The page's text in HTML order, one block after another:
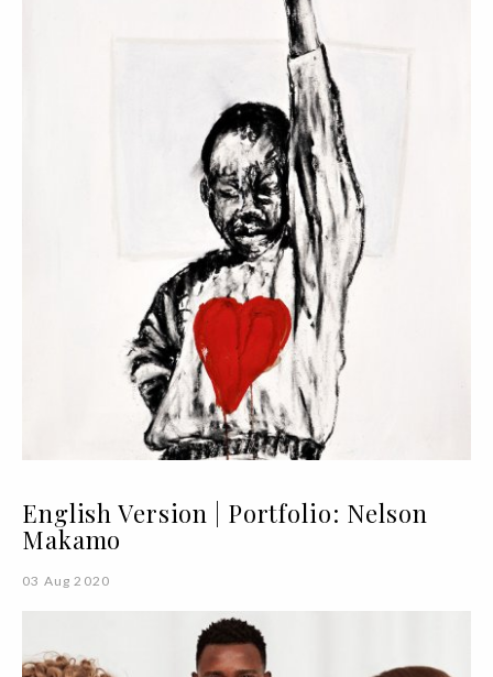
English Version | Portfolio: Nelson
Makamo
03 Aug 2020